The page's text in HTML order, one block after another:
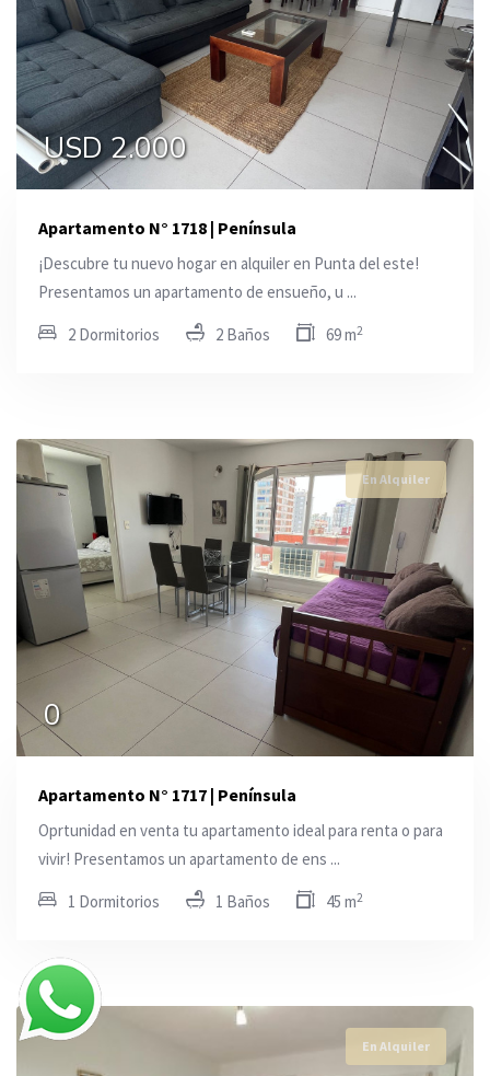
USD 2.000
Apartamento N° 1718 | Península
¡Descubre tu nuevo hogar en alquiler en Punta del este!
Presentamos un apartamento de ensueño, u ...
2 Dormitorios 2 Baños 69 m2
En Alquiler
0
Apartamento N° 1717 | Península
Oprtunidad en venta tu apartamento ideal para renta o para
vivir! Presentamos un apartamento de ens ...
1 Dormitorios 1 Baños 45 m2
En Alquiler